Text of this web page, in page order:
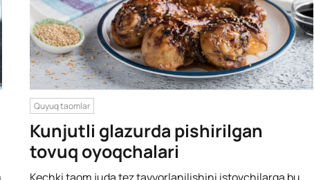
Quyuq taomlar
Kunjutli glazurda pishirilgan
tovuq oyoqchalari